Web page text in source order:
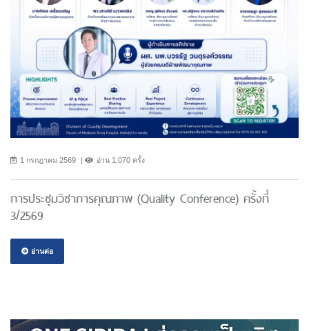
1 กรกฎาคม 2569 อ่าน 1,070 ครั้ง
การประชุมวิชาการคุณภาพ (Quality Conference) ครั้งที่
3/2569
อ่านต่อ